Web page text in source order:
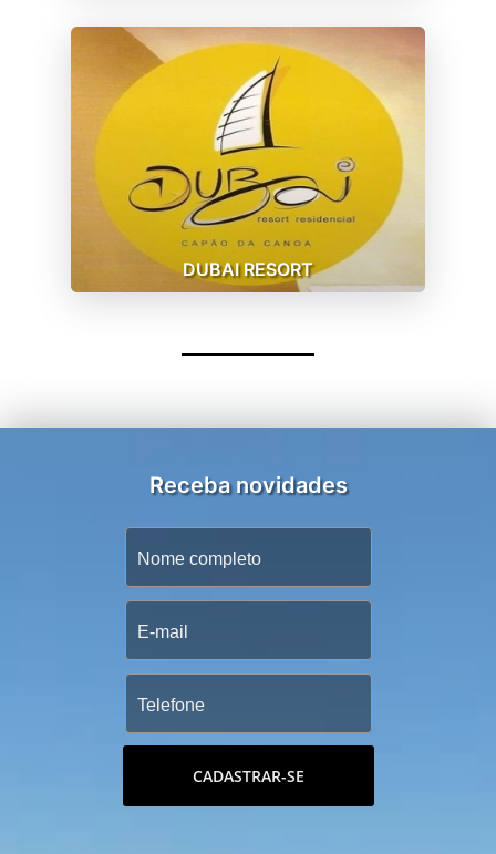
DUBAI RESORT
Receba novidades
CADASTRAR-SE